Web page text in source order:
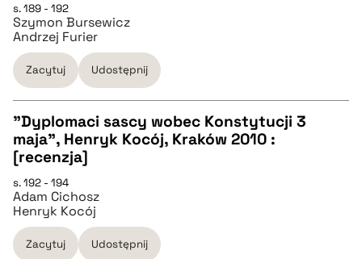
BIBTEX
pobierz cytat
s. 189 - 192
Szymon Bursewicz
Andrzej Furier
Zacytuj Udostępnij
CZYSTY TEKST
pobierz cytat
BIBTEX
"Dyplomaci sascy wobec Konstytucji 3
maja", Henryk Kocój, Kraków 2010 :
[recenzja]
s. 192 - 194
Adam Cichosz
Henryk Kocój
Zacytuj Udostępnij